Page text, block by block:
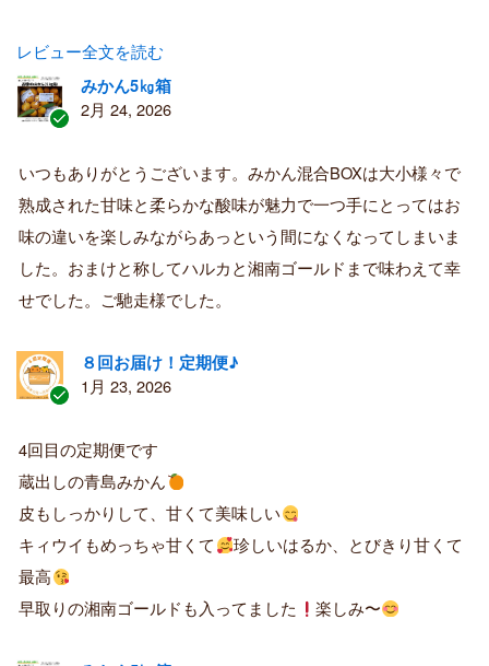
レビュー全文を読む
証
済
み
購
者
みかん5㎏箱
2月 24, 2026
いつもありがとうございます。みかん混合BOXは大小様々で
熟成された甘味と柔らかな酸味が魅力で一つ手にとってはお
味の違いを楽しみながらあっという間になくなってしまいま
した。おまけと称してハルカと湘南ゴールドまで味わえて幸
せでした。ご馳走様でした。
証
済
み
購
者
８回お届け！定期便♪
1月 23, 2026
4回目の定期便です
蔵出しの青島みかん
皮もしっかりして、甘くて美味しい
キィウイもめっちゃ甘くて
珍しいはるか、とびきり甘くて
最高
早取りの湘南ゴールドも入ってました
楽しみ〜